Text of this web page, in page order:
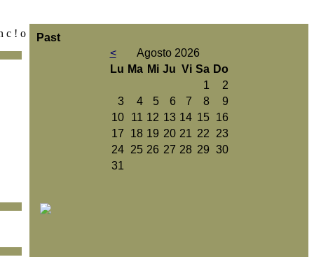
c ! o
Past
<
Agosto 2026
Lu Ma Mi Ju Vi Sa Do
1
2
3
4 5 6 7 8
9
10
11 12 13 14 15
16
17
18 19 20 21 22
23
24
25 26 27 28 29 30
31